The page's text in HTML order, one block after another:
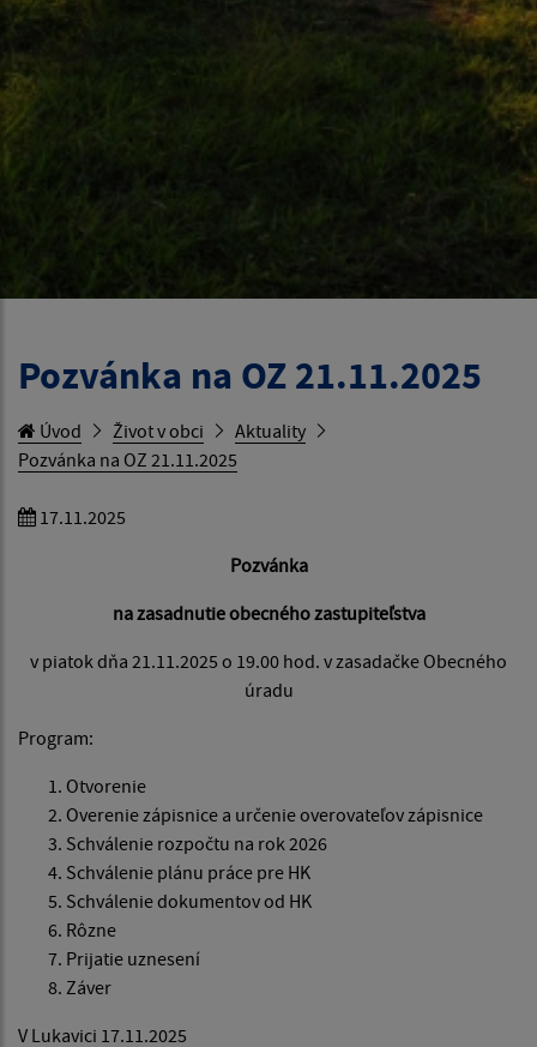
Pozvánka na OZ 21.11.2025
Úvod Život v obci
Aktuality
Pozvánka na OZ 21.11.2025
17.11.2025
Pozvánka
na zasadnutie obecného zastupiteľstva
v piatok dňa 21.11.2025 o 19.00 hod. v zasadačke Obecného
úradu
Program:
Otvorenie
Overenie zápisnice a určenie overovateľov zápisnice
Schválenie rozpočtu na rok 2026
Schválenie plánu práce pre HK
Schválenie dokumentov od HK
Rôzne
Prijatie uznesení
Záver
V Lukavici 17.11.2025